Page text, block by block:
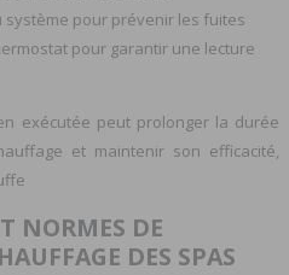
système pour prévenir les fuites
pour garantir une lecture
exécutée peut prolonger la durée
et maintenir son efficacité,
NORMES DE
DES SPAS